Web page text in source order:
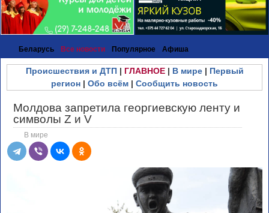
Беларусь Все новости Популярное Афиша
Происшествия и ДТП| ГЛАВНОЕ| В мире| Первый
регион | Обо всём | Сообщить новость
Молдова запретила георгиевскую ленту и
символы Z и V
В мире